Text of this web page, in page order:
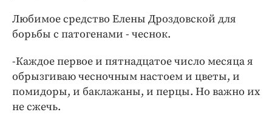
Любимое средство Елены Дроздовской для
борьбы с патогенами - чеснок.
-Каждое первое и пятнадцатое число месяца я
обрызгиваю чесночным настоем и цветы, и
помидоры, и баклажаны, и перцы. Но важно их
не сжечь.